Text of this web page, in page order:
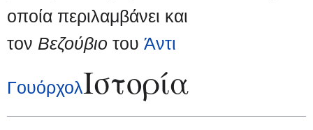
οποία περιλαμβάνει και
τον Βεζούβιο του Άντι
ΓουόρχολΙστορία